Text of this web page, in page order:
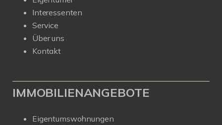
Interessenten
Service
Über uns
Kontakt
IMMOBILIENANGEBOTE
Eigentumswohnungen